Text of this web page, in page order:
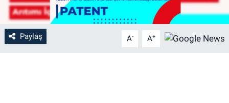
Paylaş A- A+